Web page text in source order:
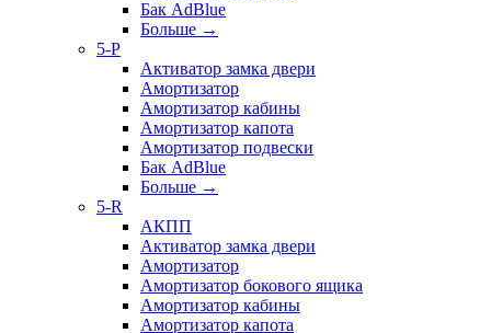
Бак AdBlue
Больше →
5-P
Активатор замка двери
Амортизатор
Амортизатор кабины
Амортизатор капота
Амортизатор подвески
Бак AdBlue
Больше →
5-R
АКПП
Активатор замка двери
Амортизатор
Амортизатор бокового ящика
Амортизатор кабины
Амортизатор капота